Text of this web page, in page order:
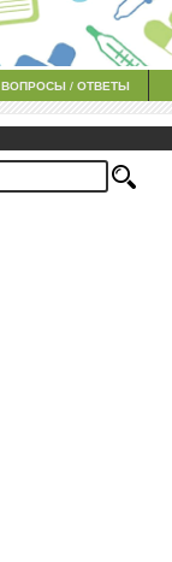
ВОПРОСЫ / ОТВЕТЫ